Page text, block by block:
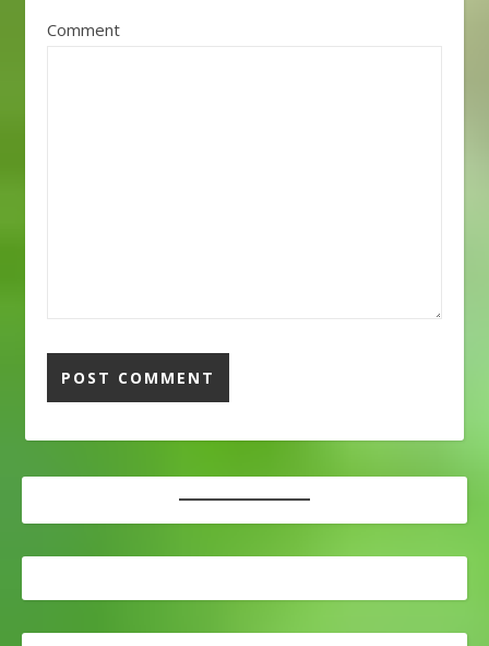
intabyuuwawancara17.
ープンoopunbuka28.オ
リンピック
ドマン
gaidoguide32.カウンタ
ーkauntaakonter33.カ
gasorinsutandopom
Comment